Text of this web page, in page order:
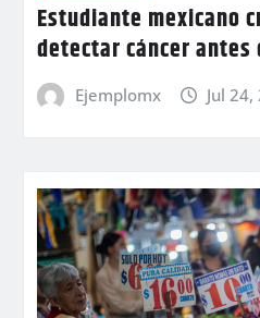
Estudiante mexicano
detectar cáncer
Ejemplomx Jul 24,